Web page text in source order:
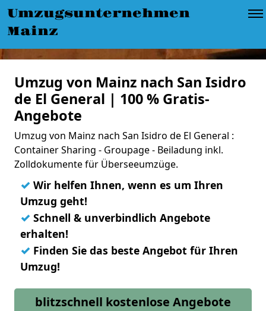
Umzugsunternehmen
Mainz
Umzug von Mainz nach San Isidro
de El General | 100 % Gratis-
Angebote
Umzug von Mainz nach San Isidro de El General :
Container Sharing - Groupage - Beiladung inkl.
Zolldokumente für Überseeumzüge.
✓ Wir helfen Ihnen, wenn es um Ihren
Umzug geht!
✓ Schnell & unverbindlich Angebote
erhalten!
✓ Finden Sie das beste Angebot für Ihren
Umzug!
blitzschnell kostenlose Angebote